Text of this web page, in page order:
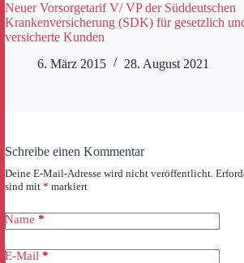
Neuer Vorsorgetarif V/ VP der Süddeutschen
Krankenversicherung (SDK) für gesetzlich
versicherte Kunden
6. März 2015
28. August 2021
Schreibe einen Kommentar
Deine E-Mail-Adresse wird nicht veröffentlicht.
sind mit * markiert
Name *
E-Mail *